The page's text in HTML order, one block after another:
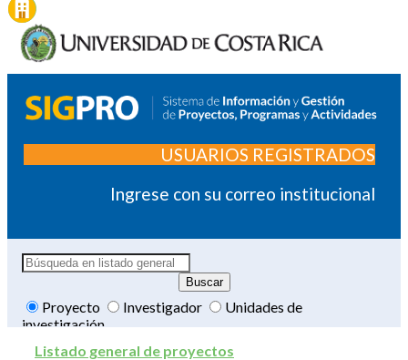
USUARIOS REGISTRADOS
Ingrese con su correo institucional
Proyecto Investigador
Unidades de
investigación
Listado general de proyectos